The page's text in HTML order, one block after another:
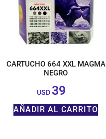
CARTUCHO 664 XXL MAGMA
NEGRO
USD 39
AÑADIR AL CARRITO